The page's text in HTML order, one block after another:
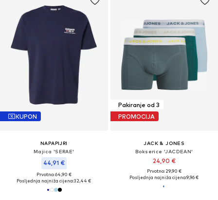
KUPON
NAPAPIJRI
Majica 'SERAE'
44,91 €
Prvotno: 64,90 €
Posljednja najniža cijena:32,44 €
Pakiranje od 3
PROMOCIJA
JACK & JONES
Bokserice 'JACDEAN'
24,90 €
Prvotno: 29,90 €
Posljednja najniža cijena:9,96 €